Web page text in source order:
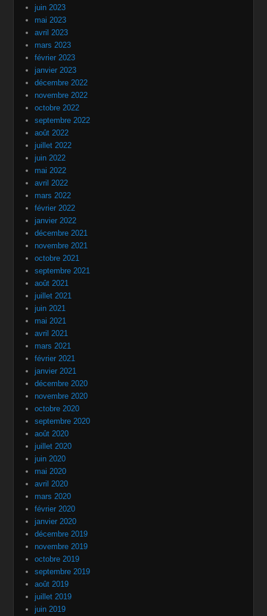
juin 2023
mai 2023
avril 2023
mars 2023
février 2023
janvier 2023
décembre 2022
novembre 2022
octobre 2022
septembre 2022
août 2022
juillet 2022
juin 2022
mai 2022
avril 2022
mars 2022
février 2022
janvier 2022
décembre 2021
novembre 2021
octobre 2021
septembre 2021
août 2021
juillet 2021
juin 2021
mai 2021
avril 2021
mars 2021
février 2021
janvier 2021
décembre 2020
novembre 2020
octobre 2020
septembre 2020
août 2020
juillet 2020
juin 2020
mai 2020
avril 2020
mars 2020
février 2020
janvier 2020
décembre 2019
novembre 2019
octobre 2019
septembre 2019
août 2019
juillet 2019
juin 2019